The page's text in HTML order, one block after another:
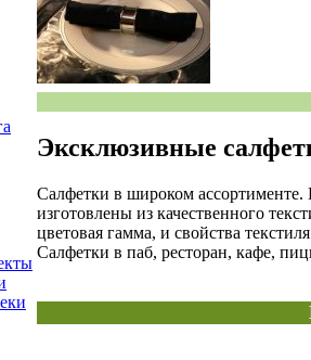
Эксклюзивные
Салфетки в широком ассортименте.
изготовлены из качественного
цветовая гамма, и свойства
Салфетки в паб, ресторан, кафе,